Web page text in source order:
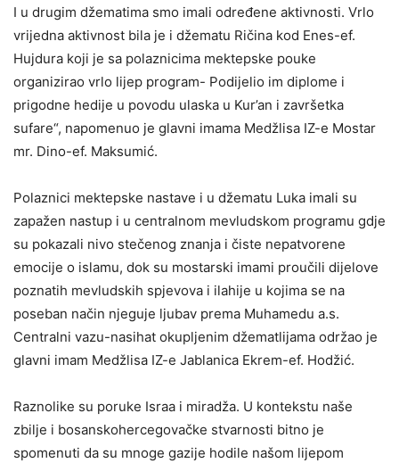
I u drugim džematima smo imali određene aktivnosti. Vrlo
vrijedna aktivnost bila je i džematu Ričina kod Enes-ef.
Hujdura koji je sa polaznicima mektepske pouke
organizirao vrlo lijep program- Podijelio im diplome i
prigodne hedije u povodu ulaska u Kur’an i završetka
sufare“, napomenuo je glavni imama Medžlisa IZ-e Mostar
mr. Dino-ef. Maksumić.
Polaznici mektepske nastave i u džematu Luka imali su
zapažen nastup i u centralnom mevludskom programu gdje
su pokazali nivo stečenog znanja i čiste nepatvorene
emocije o islamu, dok su mostarski imami proučili dijelove
poznatih mevludskih spjevova i ilahije u kojima se na
poseban način njeguje ljubav prema Muhamedu a.s.
Centralni vazu-nasihat okupljenim džematlijama održao je
glavni imam Medžlisa IZ-e Jablanica Ekrem-ef. Hodžić.
Raznolike su poruke Israa i miradža. U kontekstu naše
zbilje i bosanskohercegovačke stvarnosti bitno je
spomenuti da su mnoge gazije hodile našom lijepom